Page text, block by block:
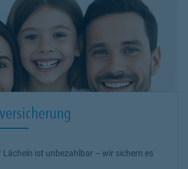
Lächeln ist unbezahlbar – wir sichern es